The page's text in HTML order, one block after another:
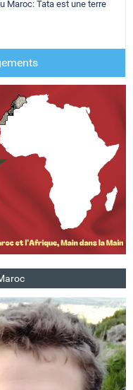
Maroc: Tata est une terre